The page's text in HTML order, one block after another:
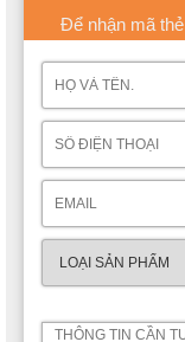
Để nhận mã thẻ